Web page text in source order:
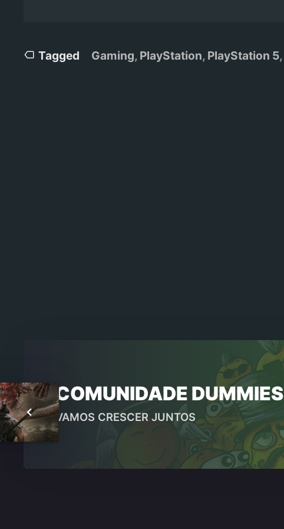
Tagged Gaming, PlayStation, PlayStation 5,
COMUNIDADE DUMMIES
VAMOS CRESCER JUNTOS